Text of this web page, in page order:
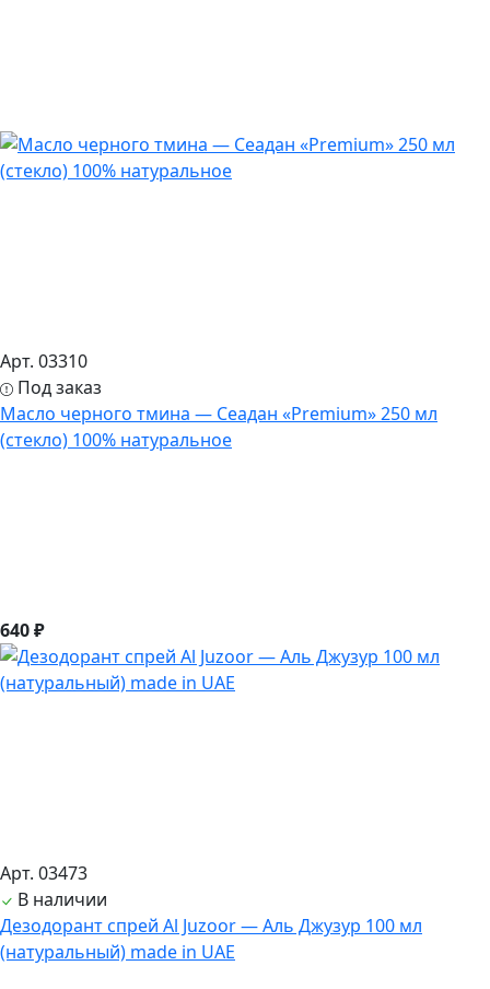
Арт. 03310
Под заказ
Масло черного тмина — Сеадан «Premium» 250 мл
(стекло) 100% натуральное
640 ₽
Арт. 03473
В наличии
Дезодорант спрей Al Juzoor — Аль Джузур 100 мл
(натуральный) made in UAE